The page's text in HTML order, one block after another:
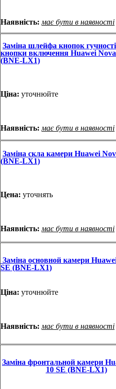
Наявність: має бути в наявності
Заміна шлейфа кнопок
кнопки включення Huawei
(BNE-LX1)
Ціна: уточнюйте
Наявність: має бути в наявності
Заміна скла камери Huawei
(BNE-LX1)
Цена: уточнять
Наявність: має бути в наявності
Заміна основной камери
SE (BNE-LX1)
Ціна: уточнюйте
Наявність: має бути в наявності
Заміна фронтальной камери
10 SE (BNE-LX1)